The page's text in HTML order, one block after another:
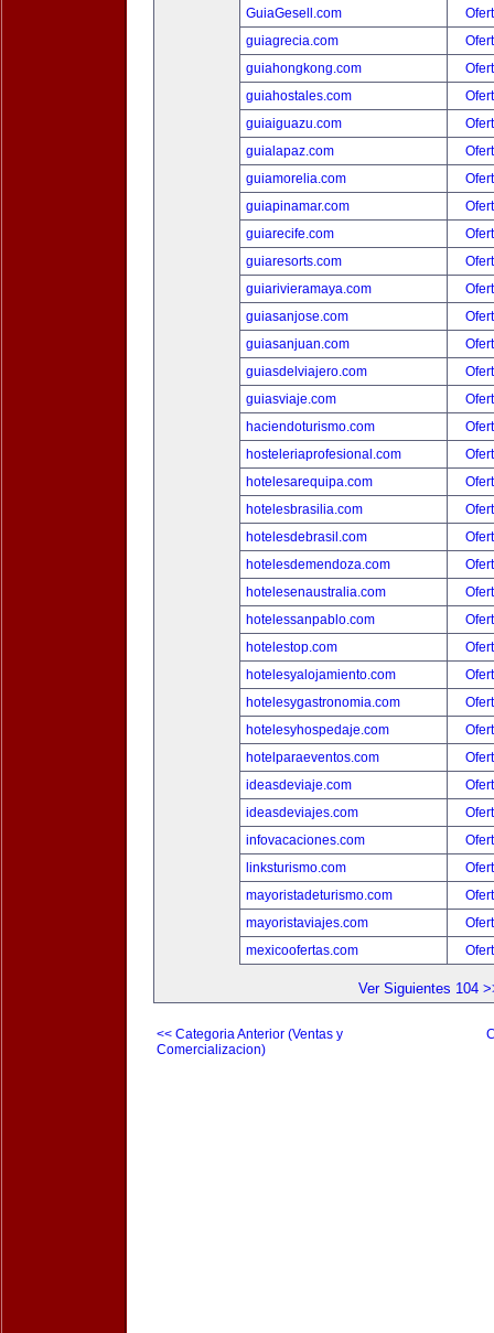
GuiaGesell.com
guiagrecia.com
guiahongkong.com
guiahostales.com
guiaiguazu.com
guialapaz.com
guiamorelia.com
guiapinamar.com
guiarecife.com
guiaresorts.com
guiarivieramaya.com
guiasanjose.com
guiasanjuan.com
guiasdelviajero.com
guiasviaje.com
haciendoturismo.com
hosteleriaprofesional.com
hotelesarequipa.com
hotelesbrasilia.com
hotelesdebrasil.com
hotelesdemendoza.com
hotelesenaustralia.com
hotelessanpablo.com
hotelestop.com
hotelesyalojamiento.com
hotelesygastronomia.com
hotelesyhospedaje.com
hotelparaeventos.com
ideasdeviaje.com
ideasdeviajes.com
infovacaciones.com
linksturismo.com
mayoristadeturismo.com
mayoristaviajes.com
mexicoofertas.com
Ver Siguientes 104
<< Categoria Anterior (Ventas y
Comercializacion)